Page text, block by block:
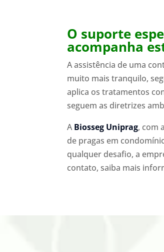
O suporte
acompanha
A assistência de uma
muito mais tranquilo,
aplica os tratamentos
seguem as diretrizes
A Biosseg Uniprag, com
de pragas em
qualquer desafio, a
contato, saiba mais